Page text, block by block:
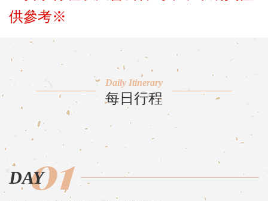
供參考※
Daily Itinerary
每日行程
DAY01